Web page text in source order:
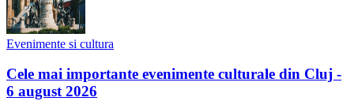
Evenimente si cultura
Cele mai importante evenimente culturale din Cluj -
6 august 2026